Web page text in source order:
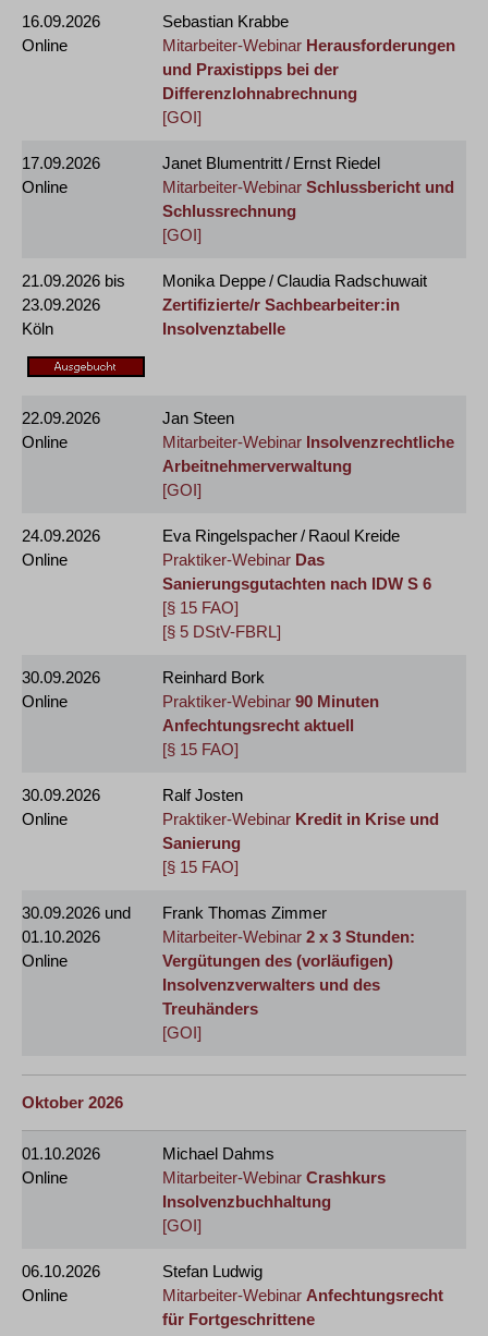
16.09.2026
Online
Sebastian Krabbe
Mitarbeiter-Webinar Herausforderungen
und Praxistipps bei der
Differenzlohnabrechnung
[GOI]
17.09.2026
Online
Janet Blumentritt / Ernst Riedel
Mitarbeiter-Webinar Schlussbericht und
Schlussrechnung
[GOI]
21.09.2026 bis
23.09.2026
Köln
Monika Deppe / Claudia Radschuwait
Zertifizierte/r Sachbearbeiter:in
Insolvenztabelle
22.09.2026
Online
Jan Steen
Mitarbeiter-Webinar Insolvenzrechtliche
Arbeitnehmerverwaltung
[GOI]
24.09.2026
Online
Eva Ringelspacher / Raoul Kreide
Praktiker-Webinar Das
Sanierungsgutachten nach IDW S 6
[§ 15 FAO]
[§ 5 DStV-FBRL]
30.09.2026
Online
Reinhard Bork
Praktiker-Webinar 90 Minuten
Anfechtungsrecht aktuell
[§ 15 FAO]
30.09.2026
Online
Ralf Josten
Praktiker-Webinar Kredit in Krise und
Sanierung
[§ 15 FAO]
30.09.2026 und
01.10.2026
Online
Frank Thomas Zimmer
Mitarbeiter-Webinar 2 x 3 Stunden:
Vergütungen des (vorläufigen)
Insolvenzverwalters und des
Treuhänders
[GOI]
Oktober 2026
01.10.2026
Online
Michael Dahms
Mitarbeiter-Webinar Crashkurs
Insolvenzbuchhaltung
[GOI]
06.10.2026
Online
Stefan Ludwig
Mitarbeiter-Webinar Anfechtungsrecht
für Fortgeschrittene